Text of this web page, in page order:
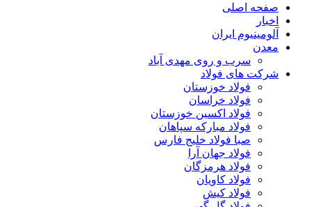
صفحه اصلی
اخبار
آلومینیوم ایران
معدن
سرب و روی مهدی آباد
شرکت های فولاد
فولاد خوزستان
فولاد خراسان
فولاد اکسین خوزستان
فولاد مبارکه سپاهان
صبا فولاد خلیج فارس
فولاد جهان آرا
فولاد هرمزگان
فولاد کاویان
فولاد کیش